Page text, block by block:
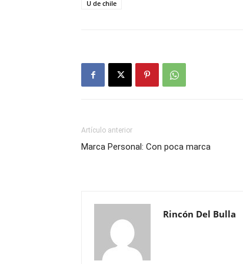
U de chile
Artículo anterior
Marca Personal: Con poca marca
Rincón Del Bulla